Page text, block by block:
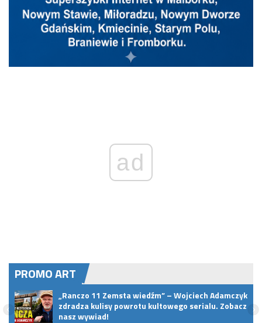
ad
PROMO ART
„Ranczo 11 Zemsta wiedźm” – Wojciech Adamczyk
zdradza kulisy powrotu kultowego serialu. Zobacz
nasz wywiad!